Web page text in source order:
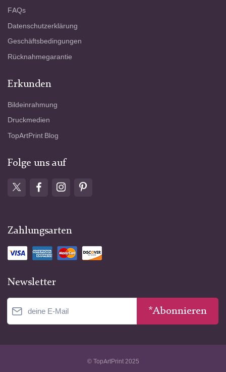
FAQs
Datenschutzerklärung
Geschäftsbedingungen
Rücknahmegarantie
Erkunden
Bildeinrahmung
Druckmedien
TopArtPrint Blog
Folge uns auf
Zahlungsarten
Newsletter
*Abonnieren
© TopArtPrint 2025